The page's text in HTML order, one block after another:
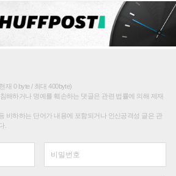
재 0 byte / 최대 400byte)
해하거나 명예를 훼손하는 댓글은 관련 법률에 의해 제재
비하하는 단어가 내용에 포함되거나 인신공격성 글은 관
.